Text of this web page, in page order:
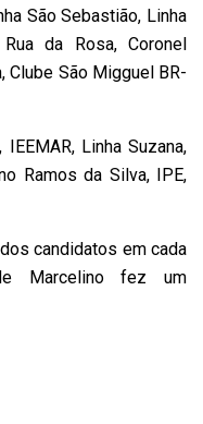
São Sebastião, Linha
da Rosa, Coronel
Clube São Migguel BR-
Linha Suzana,
Ramos da Silva, IPE,
candidatos em cada
Marcelino fez um